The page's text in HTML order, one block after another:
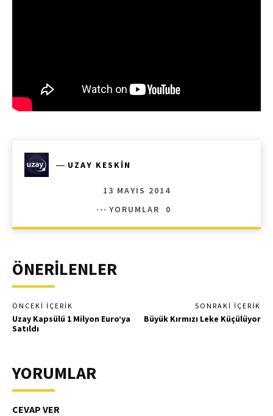
― UZAY KESKIN
13 MAYIS 2014
YORUMLAR
0
ÖNERİLENLER
ÖNCEKI İÇERIK
Uzay Kapsülü 1 Milyon Euro’ya
Satıldı
SONRAKI İÇERIK
Büyük Kırmızı Leke Küçülüyor
YORUMLAR
CEVAP VER